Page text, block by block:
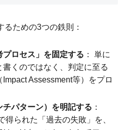
ための3つの鉄則：
プロセス」を固定する ： 単に
書くのではなく、判定に至る
Assessment等）をプロ
パターン）を明記する ：
得られた「過去の失敗」を、